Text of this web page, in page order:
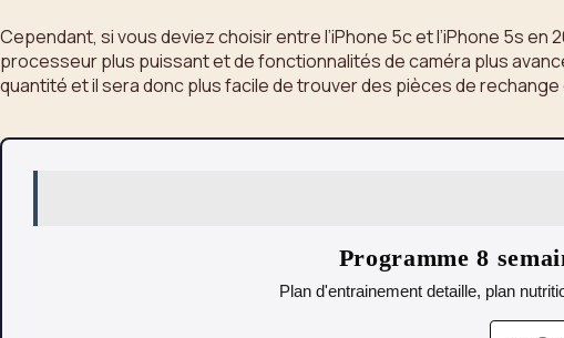
Cependant, si vous deviez choisir entre l’iPhone 5c et l’iPhone 5s
processeur plus puissant et de fonctionnalités de caméra plus
quantité et il sera donc plus facile de trouver des pièces de
Programme 8
Plan d'entrainement detaille, plan